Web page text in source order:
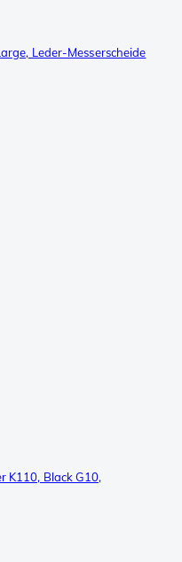
Leder-Messerscheide
K110, Black G10,